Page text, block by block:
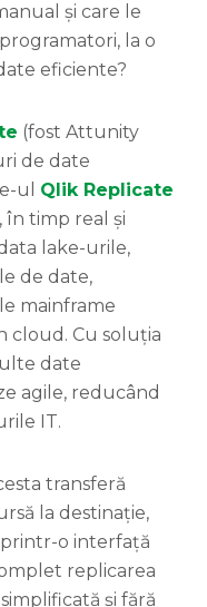
și care le
la o
eficiente?
(fost Attunity
de date
ul Qlik Replicate
timp real și
lake-urile,
de date,
mainframe
cloud. Cu soluția
date
agile, reducând
IT.
transferă
la destinație,
o interfață
replicarea
și fără